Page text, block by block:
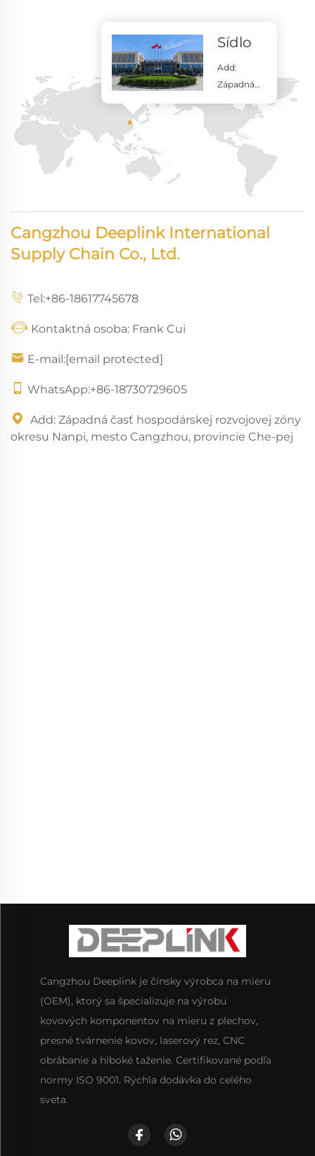
Kontakt Sídlo
Add:
Západná
časť
hospodárs
kej
rozvojovej
okresu
Cangzhou,
Cangzhou Deeplink International
Supply Chain Co., Ltd.
Tel:+86-18617745678
Kontaktná osoba: Frank Cui
E-mail:[email protected]
WhatsApp:+86-18730729605
Add: Západná časť hospodárskej rozvojovej zóny
okresu Nanpi, mesto Cangzhou, provincie Che-pej
Cangzhou Deeplink je čínsky výrobca na mieru
(OEM), ktorý sa špecializuje na výrobu
kovových komponentov na mieru z plechov,
presné tvárnenie kovov, laserový rez, CNC
obrábanie a hlboké taženie. Certifikované podľa
normy ISO 9001. Rýchla dodávka do celého
sveta.